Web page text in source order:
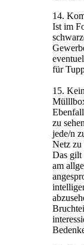
14.
Ist im
für
15.
zu
jede/n
Netz zu
Das gilt
am